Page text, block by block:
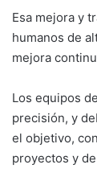
Esa mejora y
humanos de
mejora
Los equipos
precisión, y
el objetivo,
proyectos y